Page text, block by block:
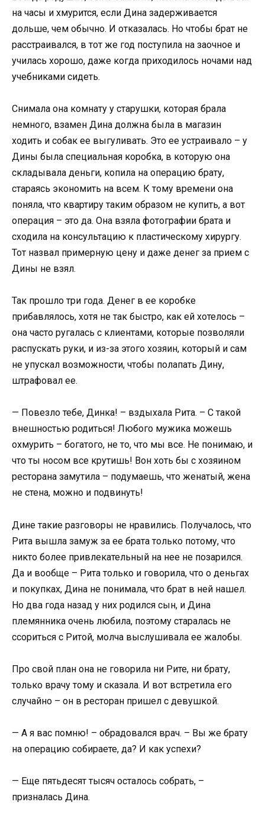
на часы и хмурится, если Дина задерживается
дольше, чем обычно. И отказалась. Но чтобы брат не
расстраивался, в тот же год поступила на заочное и
училась хорошо, даже когда приходилось ночами над
учебниками сидеть.
Снимала она комнату у старушки, которая брала
немного, взамен Дина должна была в магазин
ходить и собак ее выгуливать. Это ее устраивало – у
Дины была специальная коробка, в которую она
складывала деньги, копила на операцию брату,
стараясь экономить на всем. К тому времени она
поняла, что квартиру таким образом не купить, а вот
операция – это да. Она взяла фотографии брата и
сходила на консультацию к пластическому хирургу.
Тот назвал примерную цену и даже денег за прием с
Дины не взял.
Так прошло три года. Денег в ее коробке
прибавлялось, хотя не так быстро, как ей хотелось –
она часто ругалась с клиентами, которые позволяли
распускать руки, и из-за этого хозяин, который и сам
не упускал возможности, чтобы полапать Дину,
штрафовал ее.
— Повезло тебе, Динка! – вздыхала Рита. – С такой
внешностью родиться! Любого мужика можешь
охмурить – богатого, не то, что мы все. Не понимаю, и
что ты носом все крутишь! Вон хоть бы с хозяином
ресторана замутила – подумаешь, что женатый, жена
не стена, можно и подвинуть!
Дине такие разговоры не нравились. Получалось, что
Рита вышла замуж за ее брата только потому, что
никто более привлекательный на нее не позарился.
Да и вообще – Рита только и говорила, что о деньгах
и покупках, Дина не понимала, что брат в ней нашел.
Но два года назад у них родился сын, и Дина
племянника очень любила, поэтому старалась не
ссориться с Ритой, молча выслушивала ее жалобы.
Про свой план она не говорила ни Рите, ни брату,
только врачу тому и сказала. И вот встретила его
случайно – он в ресторан пришел с девушкой.
— А я вас помню! – обрадовался врач. – Вы же брату
на операцию собираете, да? И как успехи?
— Еще пятьдесят тысяч осталось собрать, –
призналась Дина.